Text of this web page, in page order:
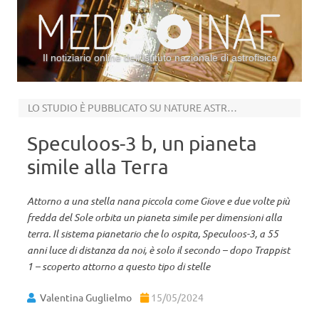
Il notiziario online dell’Istituto nazionale di astrofisica
LO STUDIO È PUBBLICATO SU NATURE ASTRONOMY
Speculoos-3 b, un pianeta
simile alla Terra
Attorno a una stella nana piccola come Giove e due volte più
fredda del Sole orbita un pianeta simile per dimensioni alla
terra. Il sistema pianetario che lo ospita, Speculoos-3, a 55
anni luce di distanza da noi, è solo il secondo – dopo Trappist
1 – scoperto attorno a questo tipo di stelle
Valentina Guglielmo 15/05/2024